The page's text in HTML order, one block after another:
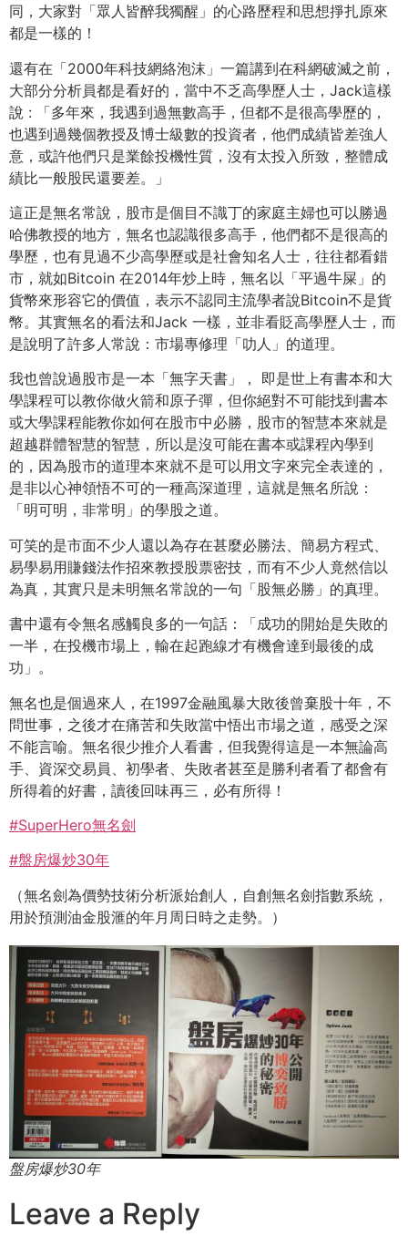
同，大家對「眾人皆醉我獨醒」的心路歷程和思想掙扎原來
都是一樣的！
還有在「2000年科技網絡泡沫」一篇講到在科網破滅之前，
大部分分析員都是看好的，當中不乏高學歷人士，Jack這樣
說 : 「多年來，我遇到過無數高手，但都不是很高學歷的，
也遇到過幾個教授及博士級數的投資者，他們成績皆差強人
意，或許他們只是業餘投機性質，沒有太投入所致，整體成
績比一般股民還要差。」
這正是無名常說，股市是個目不識丁的家庭主婦也可以勝過
哈佛教授的地方，無名也認識很多高手，他們都不是很高的
學歷，也有見過不少高學歷或是社會知名人士，往往都看錯
市，就如Bitcoin 在2014年炒上時，無名以「平過牛屎」的
貨幣來形容它的價值，表示不認同主流學者說Bitcoin不是貨
幣。其實無名的看法和Jack 一樣，並非看貶高學歷人士，而
是說明了許多人常說：市場專修理「叻人」的道理。
我也曾說過股市是一本「無字天書」， 即是世上有書本和大
學課程可以教你做火箭和原子彈，但你絕對不可能找到書本
或大學課程能教你如何在股市中必勝，股市的智慧本來就是
超越群體智慧的智慧，所以是沒可能在書本或課程內學到
的，因為股市的道理本來就不是可以用文字來完全表達的，
是非以心神領悟不可的一種高深道理，這就是無名所說：
「明可明，非常明」的學股之道。
可笑的是市面不少人還以為存在甚麼必勝法、簡易方程式、
易學易用賺錢法作招來教授股票密技，而有不少人竟然信以
為真，其實只是未明無名常說的一句「股無必勝」的真理。
書中還有令無名感觸良多的一句話：「成功的開始是失敗的
一半，在投機市場上，輸在起跑線才有機會達到最後的成
功」。
無名也是個過來人，在1997金融風暴大敗後曾棄股十年，不
問世事，之後才在痛苦和失敗當中悟出市場之道，感受之深
不能言喻。無名很少推介人看書，但我覺得這是一本無論高
手、資深交易員、初學者、失敗者甚至是勝利者看了都會有
所得着的好書，讀後回味再三，必有所得！
#SuperHero無名劍
#盤房爆炒30年
（無名劍為價勢技術分析派始創人，自創無名劍指數系統，
用於預測油金股滙的年月周日時之走勢。）
盤房爆炒30年
Leave a Reply